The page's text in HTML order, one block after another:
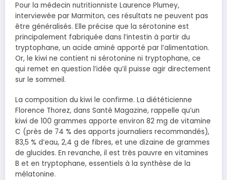
Pour la médecin nutritionniste Laurence Plumey,
interviewée par Marmiton, ces résultats ne peuvent pas
être généralisés. Elle précise que la sérotonine est
principalement fabriquée dans l’intestin à partir du
tryptophane, un acide aminé apporté par l’alimentation.
Or, le kiwi ne contient ni sérotonine ni tryptophane, ce
qui remet en question l’idée qu’il puisse agir directement
sur le sommeil.
La composition du kiwi le confirme. La diététicienne
Florence Thorez, dans Santé Magazine, rappelle qu’un
kiwi de 100 grammes apporte environ 82 mg de vitamine
C (près de 74 % des apports journaliers recommandés),
83,5 % d’eau, 2,4 g de fibres, et une dizaine de grammes
de glucides. En revanche, il est très pauvre en vitamines
B et en tryptophane, essentiels à la synthèse de la
mélatonine.